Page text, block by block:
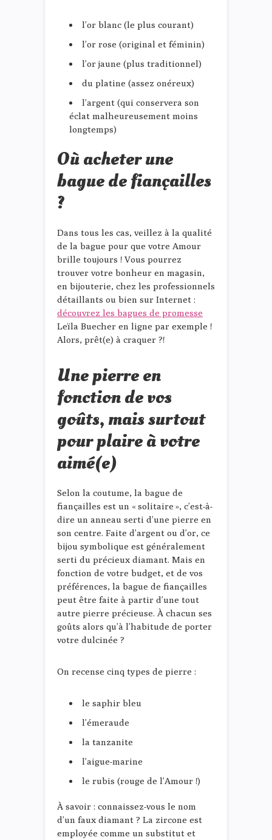
l’or blanc (le plus courant)
l’or rose (original et féminin)
l’or jaune (plus traditionnel)
du platine (assez onéreux)
l’argent (qui conservera son
éclat malheureusement moins
longtemps)
Où acheter une
bague de fiançailles
?
Dans tous les cas, veillez à la qualité
de la bague pour que votre Amour
brille toujours ! Vous pourrez
trouver votre bonheur en magasin,
en bijouterie, chez les professionnels
détaillants ou bien sur Internet :
découvrez les bagues de promesse
Leïla Buecher en ligne par exemple !
Alors, prêt(e) à craquer ?!
Une pierre en
fonction de vos
goûts, mais surtout
pour plaire à votre
aimé(e)
Selon la coutume, la bague de
fiançailles est un « solitaire », c’est-à-
dire un anneau serti d’une pierre en
son centre. Faite d’argent ou d’or, ce
bijou symbolique est généralement
serti du précieux diamant. Mais en
fonction de votre budget, et de vos
préférences, la bague de fiançailles
peut être faite à partir d’une tout
autre pierre précieuse. À chacun ses
goûts alors qu’à l’habitude de porter
votre dulcinée ?
On recense cinq types de pierre :
le saphir bleu
l’émeraude
la tanzanite
l’aigue-marine
le rubis (rouge de l’Amour !)
À savoir : connaissez-vous le nom
d’un faux diamant ? La zircone est
employée comme un substitut et